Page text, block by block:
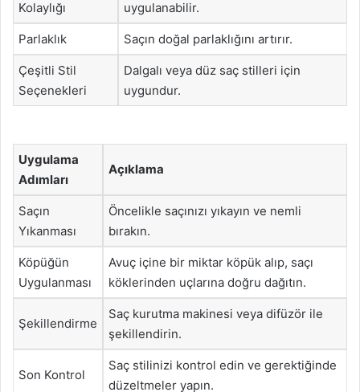
Kolaylığı
uygulanabilir.
Parlaklık Saçın doğal parlaklığını artırır.
Çeşitli Stil
Seçenekleri
Dalgalı veya düz saç stilleri için
uygundur.
Uygulama
Adımları
Açıklama
Saçın
Yıkanması
Öncelikle saçınızı yıkayın ve nemli
bırakın.
Köpüğün
Uygulanması
Avuç içine bir miktar köpük alıp, saçı
köklerinden uçlarına doğru dağıtın.
Şekillendirme
Saç kurutma makinesi veya difüzör ile
şekillendirin.
Son Kontrol
Saç stilinizi kontrol edin ve gerektiğinde
düzeltmeler yapın.